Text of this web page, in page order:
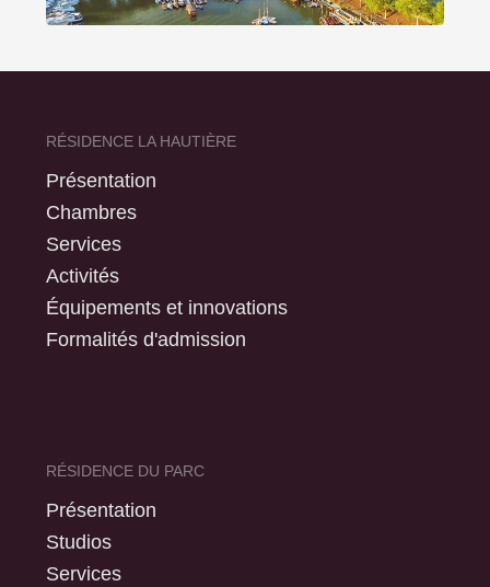
RÉSIDENCE LA HAUTIÈRE
Présentation
Chambres
Services
Activités
Équipements et innovations
Formalités d'admission
RÉSIDENCE DU PARC
Présentation
Studios
Services